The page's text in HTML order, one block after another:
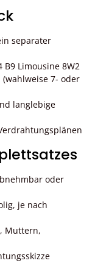
separater
Limousine 8W2
7- oder
langlebige
oder
je nach
Muttern,